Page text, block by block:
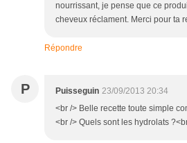
nourrissant, je pense que ce
cheveux réclament. Merci pour ta
Répondre
P Puisseguin 23/09/2013 20:34
<br /> Belle recette toute simple
<br /> Quels sont les hydrolats